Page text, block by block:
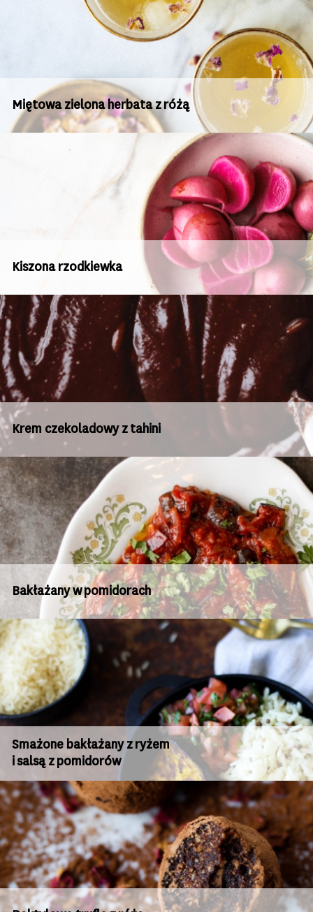
Miętowa zielona herbata z różą
Kiszona rzodkiewka
Krem czekoladowy z tahini
Bakłażany w pomidorach
Smażone bakłażany z ryżem
i salsą z pomidorów